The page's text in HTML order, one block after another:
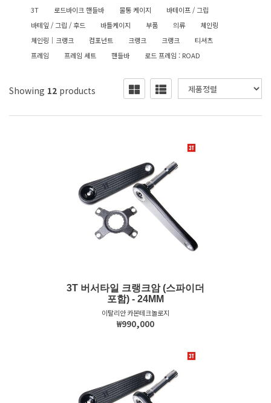
3T 로드바이크 핸들바 물통 케이지
바테이프 / 그립
바테잎 / 그립 / 후드
바틀케이지 부품 의류
체인링
체인링│크랭크
컴포넌트 크랭크 크랭크
티셔츠
프레임
프레임 세트 핸들바 로드 프레임 : ROAD
Showing 12 products
3T 버서타일 크랭크암 (스파이더
포함) - 24MM
이탈리안 카본테크놀로지
₩990,000